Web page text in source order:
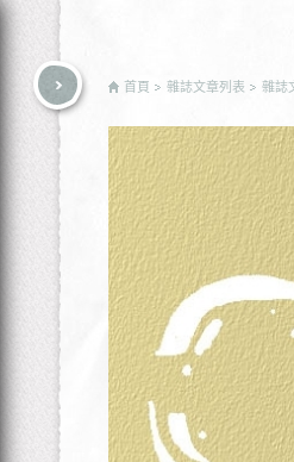
首頁 雜誌文章列表 雜誌